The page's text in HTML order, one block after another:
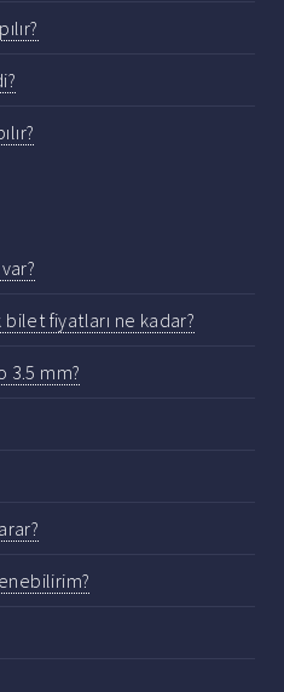
fiyatları ne kadar?
3.5 mm?